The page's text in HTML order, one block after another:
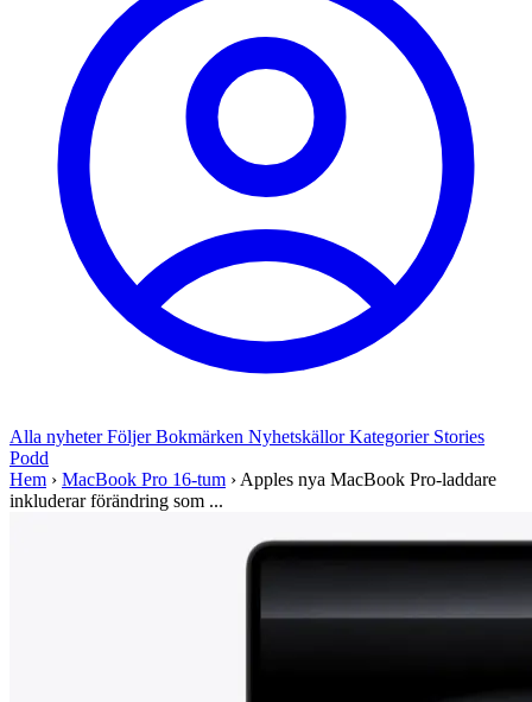
Alla nyheterFöljerBokmärken NyhetskällorKategorier Stories
Podd
Hem › MacBook Pro 16-tum › Apples nya MacBook Pro-laddare
inkluderar förändring som ...